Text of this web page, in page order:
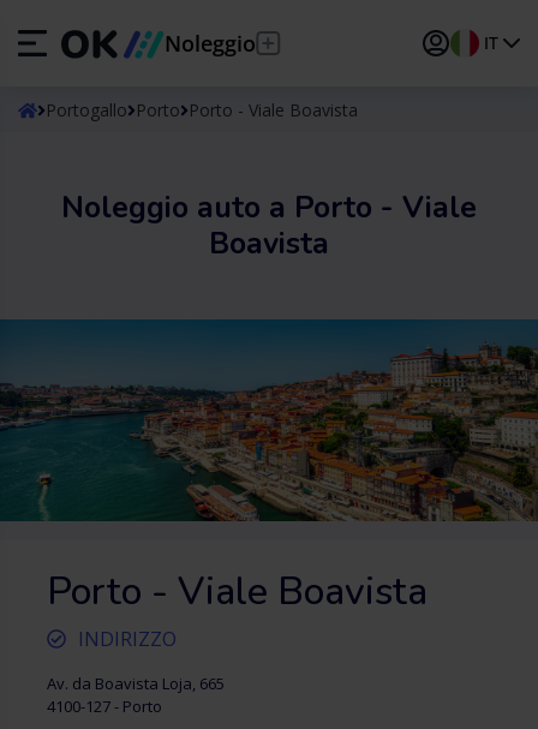
Noleggio IT
ESEspañol
Deutsch
TRTürkçe
Portogallo Porto Porto - Viale Boavista
Noleggio auto a Porto - Viale
Boavista
Porto - Viale Boavista
INDIRIZZO
Av. da Boavista Loja, 665
4100-127 - Porto